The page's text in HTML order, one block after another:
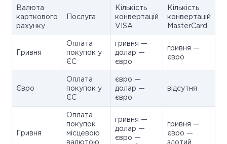
Валюта
карткового
рахунку
Послуга
Кількість
конвертацій
VISA
Кількість
конвертацій
MasterCard
Гривня
Оплата
покупок у
ЄС
гривня —
долар —
євро
гривня —
євро
Євро
Оплата
покупок у
ЄС
євро —
долар —
євро
відсутня
Гривня
Оплата
покупок
місцевою
валютою
гривня —
долар —
євро —
гривня —
євро —
злотий